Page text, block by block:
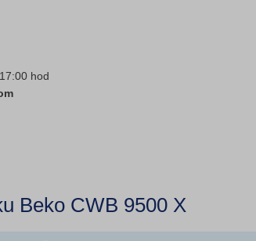
hod
Beko CWB 9500 X